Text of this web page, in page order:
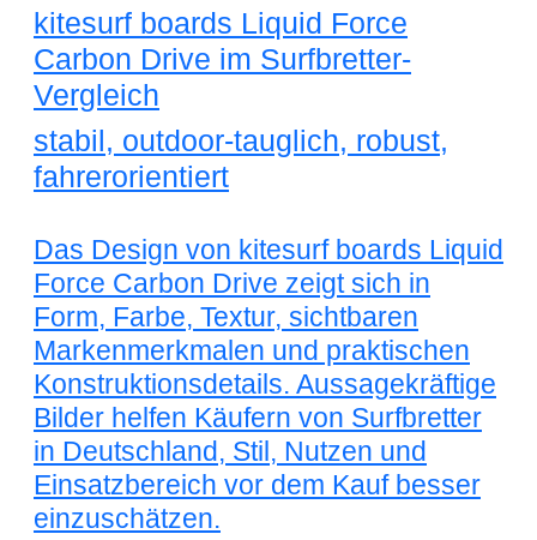
kitesurf boards Liquid Force
Carbon Drive im Surfbretter-
Vergleich
stabil, outdoor-tauglich, robust,
fahrerorientiert
Das Design von kitesurf boards Liquid
Force Carbon Drive zeigt sich in
Form, Farbe, Textur, sichtbaren
Markenmerkmalen und praktischen
Konstruktionsdetails. Aussagekräftige
Bilder helfen Käufern von Surfbretter
in Deutschland, Stil, Nutzen und
Einsatzbereich vor dem Kauf besser
einzuschätzen.